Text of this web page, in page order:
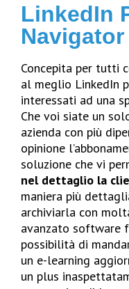
LinkedIn
Navigator
Concepita per tutti
al meglio LinkedIn
interessati ad una
Che voi siate un
azienda con più
opinione
soluzione che vi
nel dettaglio la
maniera più
archiviarla con
avanzato software
possibilità di
un e-learning
un plus